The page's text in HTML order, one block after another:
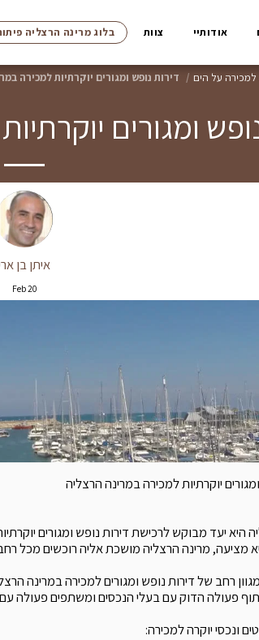
אודותיי צוות בלוג מרינה הרצליה
למכירה על הים דירות נופש ומגורים יוקרתיות למכירה
ומגורים
איתן בן
20
Feb
יוקרתיות למכירה במרינה הרצליה
היא יעד מבוקש לרכישת דירות נופש ומגורים
מציעה, מרינה הרצליה מושכת אליה רוכשים מכל
רחב של דירות נופש ומגורים למכירה במרינה
פעולה הדוק עם בעלי הנכסים ומשתפים פעולה
ונכסי יוקרה למכירה: